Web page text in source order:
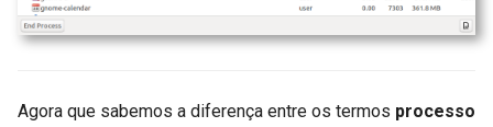
Agora que sabemos a diferença entre os termos processo